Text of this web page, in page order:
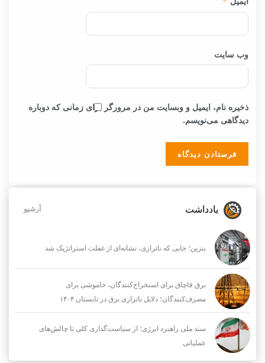
وب‌ سایت
ذخیره نام، ایمیل و وبسایت من در مرورگر برای زمانی که دوباره
دیدگاهی می‌نویسم.
یادداشت آرشیو
بنزین؛ جایی که ناترازی، نشانه‌ای از غفلت استراتژیک شد
برق قاچاق برای استخراج‌کنندگان، خاموشی برای
مصرف‌کنندگان؛ دلایل ناترازی برق در تابستان ۱۴۰۴
سند ملی راهبرد انرژی؛ از سیاست‌گذاری کلی تا چالش‌های
عملیاتی